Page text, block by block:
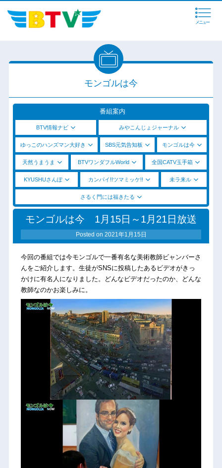
メニュー
モンゴルは今
番組案内
BTV情報ナビ みやこんじょジャーナル
ゆっこのハンズマン大好き SBS元気告知板 モンゴルは今
天然うまうま BTVワンダフルWorld 全国CATV玉手箱
KYUSHUさんぽ カンパイ!!ツマミッケ!! 未ラ来ル
さるく門には福きたる
モンゴルは今 1月15日～1月21日放送
Posted on 2021年1月15日
今回の番組では今モンゴルで一番有名な美術教師ビャンバーさ
んをご紹介します。生徒がSNSに投稿したあるビデオがきっ
かけに有名人になりました。どんなビデオだったのか、どんな
教師なのかお楽しみに。